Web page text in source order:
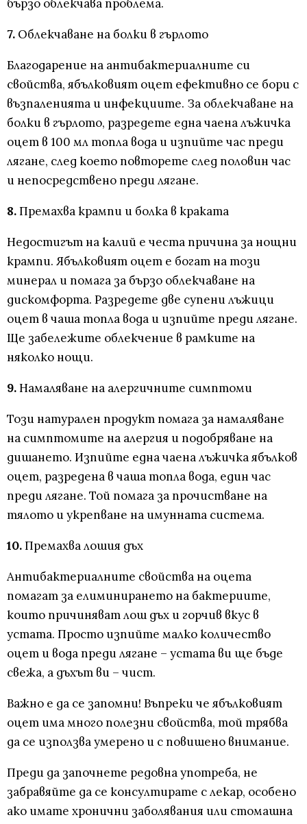
бързо облекчава проблема.
7. Облекчаване на болки в гърлото
Благодарение на антибактериалните си
свойства, ябълковият оцет ефективно се бори с
възпаленията и инфекциите. За облекчаване на
болки в гърлото, разредете една чаена лъжичка
оцет в 100 мл топла вода и изпийте час преди
лягане, след което повторете след половин час
и непосредствено преди лягане.
8.Премахва крампи и болка в краката
Недостигът на калий е честа причина за нощни
крампи. Ябълковият оцет е богат на този
минерал и помага за бързо облекчаване на
дискомфорта. Разредете две супени лъжици
оцет в чаша топла вода и изпийте преди лягане.
Ще забележите облекчение в рамките на
няколко нощи.
9.Намаляване на алергичните симптоми
Този натурален продукт помага за намаляване
на симптомите на алергия и подобряване на
дишането. Изпийте една чаена лъжичка ябълков
оцет, разредена в чаша топла вода, един час
преди лягане. Той помага за прочистване на
тялото и укрепване на имунната система.
10.Премахва лошия дъх
Антибактериалните свойства на оцета
помагат за елиминирането на бактериите,
които причиняват лош дъх и горчив вкус в
устата. Просто изпийте малко количество
оцет и вода преди лягане – устата ви ще бъде
свежа, а дъхът ви – чист.
Важно е да се запомни! Въпреки че ябълковият
оцет има много полезни свойства, той трябва
да се използва умерено и с повишено внимание.
Преди да започнете редовна употреба, не
забравяйте да се консултирате с лекар, особено
ако имате хронични заболявания или стомашна